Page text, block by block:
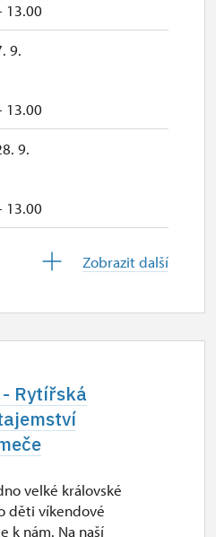
13.00
9.
13.00
9.
13.00
10.
13.00
11.
Zobrazit další
Rytířská
velké královské
děti víkendové
k nám. Na naší